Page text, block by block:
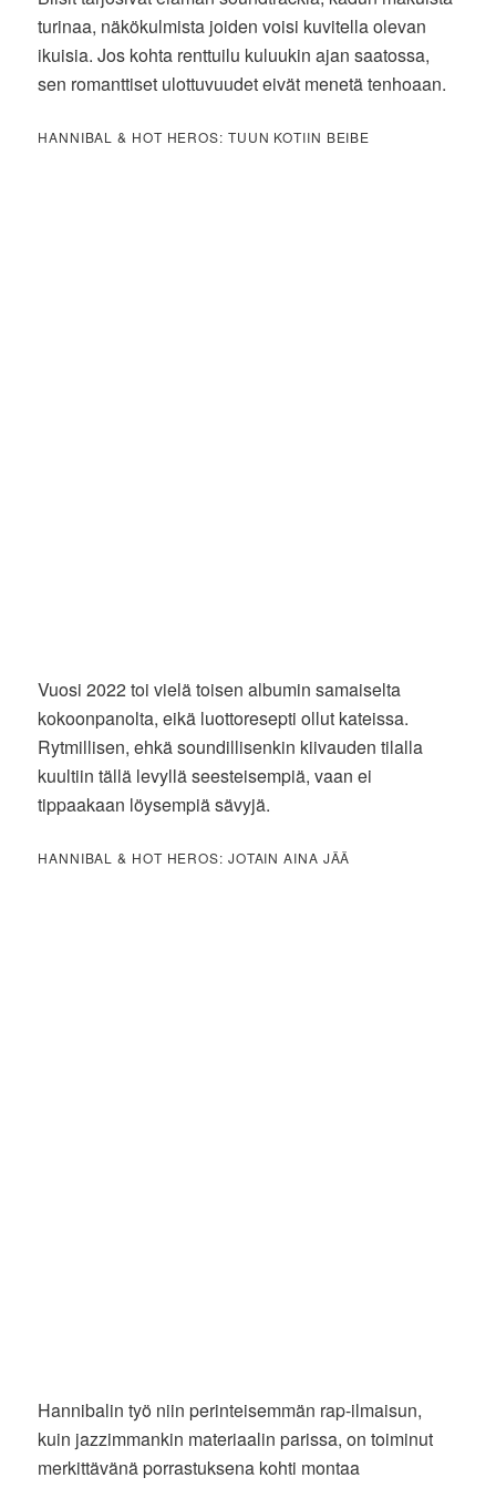
turinaa, näkökulmista joiden voisi kuvitella olevan
ikuisia. Jos kohta renttuilu kuluukin ajan saatossa,
sen romanttiset ulottuvuudet eivät menetä tenhoaan.
HANNIBAL & HOT HEROS: TUUN KOTIIN BEIBE
Vuosi 2022 toi vielä toisen albumin samaiselta
kokoonpanolta, eikä luottoresepti ollut kateissa.
Rytmillisen, ehkä soundillisenkin kiivauden tilalla
kuultiin tällä levyllä seesteisempiä, vaan ei
tippaakaan löysempiä sävyjä.
HANNIBAL & HOT HEROS: JOTAIN AINA JÄÄ
Hannibalin työ niin perinteisemmän rap-ilmaisun,
kuin jazzimmankin materiaalin parissa, on toiminut
merkittävänä porrastuksena kohti montaa